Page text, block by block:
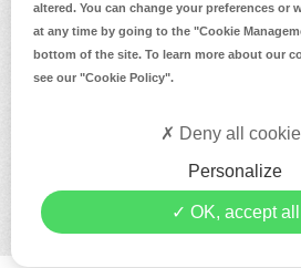
altered. You can change your preferences or
at any time by going to the "Cookie
bottom of the site. To learn more about our
see our "Cookie Policy".
OK, accept all
Personalize
Deny all